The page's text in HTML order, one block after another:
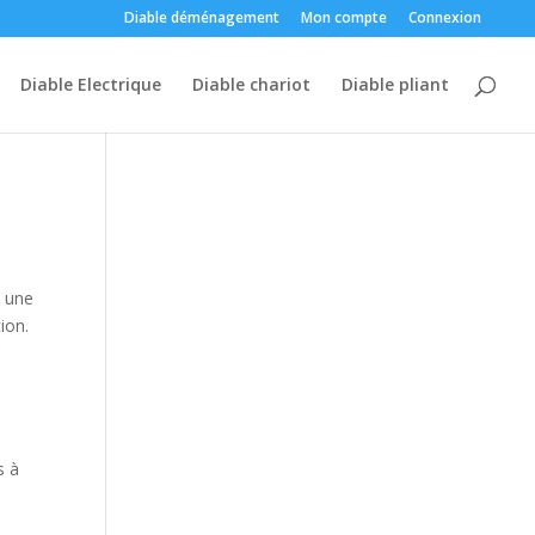
Diable déménagement Mon compte Connexion
Diable Electrique Diable chariot Diable pliant
une
à